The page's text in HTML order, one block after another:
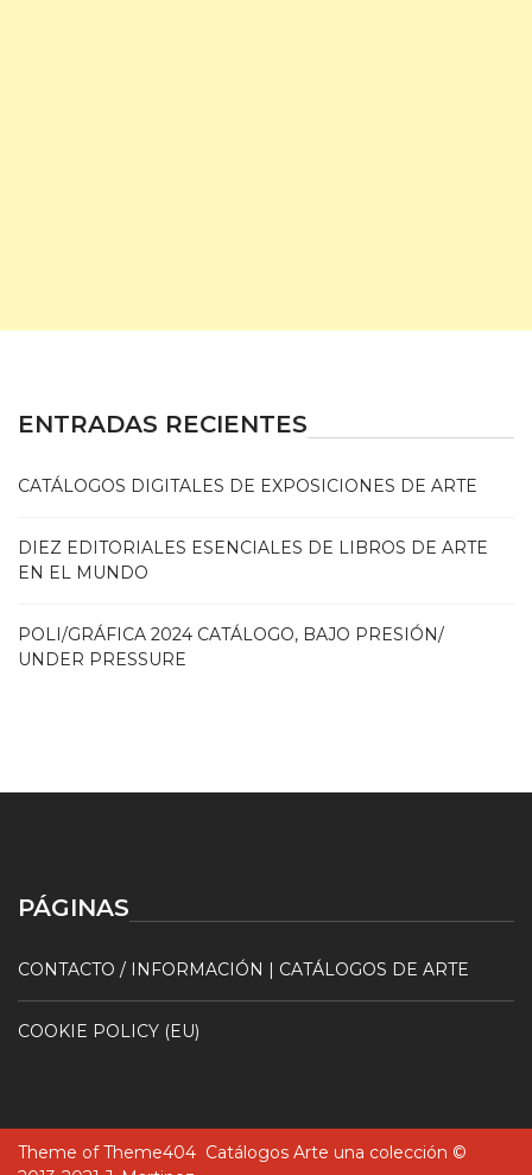
ENTRADAS RECIENTES
CATÁLOGOS DIGITALES DE EXPOSICIONES DE ARTE
DIEZ EDITORIALES ESENCIALES DE LIBROS DE ARTE
EN EL MUNDO
POLI/GRÁFICA 2024 CATÁLOGO, BAJO PRESIÓN/
UNDER PRESSURE
PÁGINAS
CONTACTO / INFORMACIÓN | CATÁLOGOS DE ARTE
COOKIE POLICY (EU)
Theme ofTheme404 Catálogos Arte una colección ©